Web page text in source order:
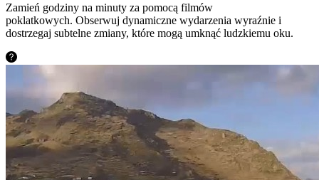
Zamień godziny na minuty za pomocą filmów
poklatkowych. Obserwuj dynamiczne wydarzenia wyraźnie i
dostrzegaj subtelne zmiany, które mogą umknąć ludzkiemu oku.